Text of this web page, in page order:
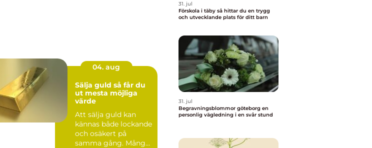
04. aug
Sälja guld så får du
ut mesta möjliga
värde
Att sälja guld kan
kännas både lockande
och osäkert på
samma gång. Många
31. jul
Förskola i täby så hittar du en trygg
och utvecklande plats för ditt barn
31. jul
Begravningsblommor göteborg en
personlig vägledning i en svår stund